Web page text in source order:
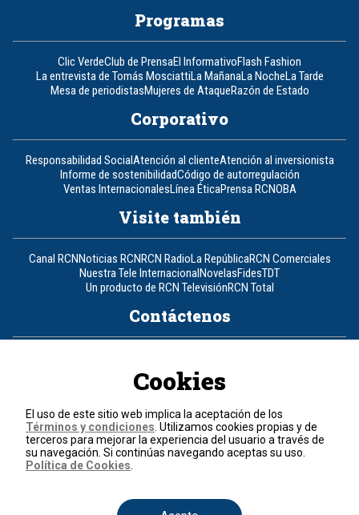
Programas
Clic VerdeClub de PrensaEl InformativoFlash Fashion
La entrevista de Tomás MosciattiLa MañanaLa NocheLa Tarde
Mesa de periodistasMujeres de AtaqueRazón de Estado
Corporativo
Responsabilidad SocialAtención al clienteAtención al inversionista
Informe de sostenibilidadCódigo de autorregulación
Ventas InternacionalesLínea ÉticaPrensa RCNOBA
Visite también
Canal RCNNoticias RCNRCN RadioLa RepúblicaRCN Comerciales
Nuestra Tele InternacionalNovelasFidesTDT
Un producto de RCN TelevisiónRCN Total
Contáctenos
Política de cookies
Términos y condiciones
© 2026, RCN Medios.
Todos los derechos reservados.
Cookies
El uso de este sitio web implica la aceptación de los
Términos y condiciones . Utilizamos cookies propias y de
terceros para mejorar la experiencia del usuario a través de
su navegación. Si continúas navegando aceptas su uso.
Política de Cookies